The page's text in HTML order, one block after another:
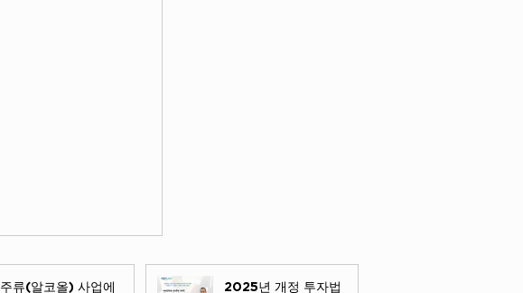
주류(알코올) 사업에 2025년 개정 투자법